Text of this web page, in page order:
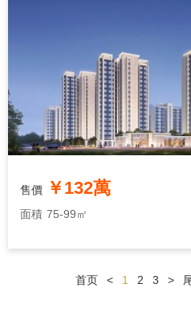
售價 ￥132萬
面積 75-99㎡
首页 < 1 2 3 >